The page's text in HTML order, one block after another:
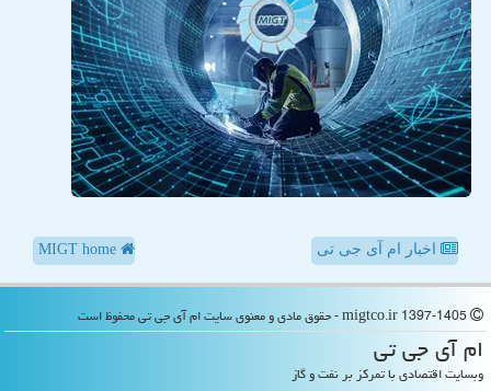
اخبار ام آی جی تی
ام آی جی تی
وبسایت اقتصادی با تمرکز بر نفت و گاز